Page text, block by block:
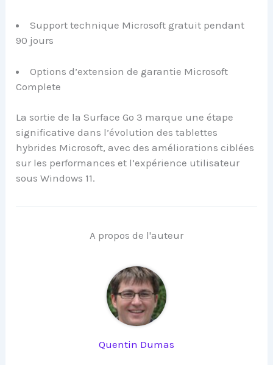
Support technique Microsoft gratuit pendant
90 jours
Options d’extension de garantie Microsoft
Complete
La sortie de la Surface Go 3 marque une étape
significative dans l’évolution des tablettes
hybrides Microsoft, avec des améliorations ciblées
sur les performances et l’expérience utilisateur
sous Windows 11.
A propos de l'auteur
Quentin Dumas